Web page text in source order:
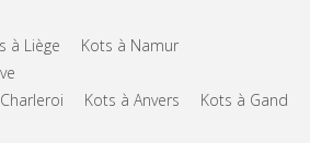
à Liège
Kots à Namur
Kots à Anvers Kots à Gand